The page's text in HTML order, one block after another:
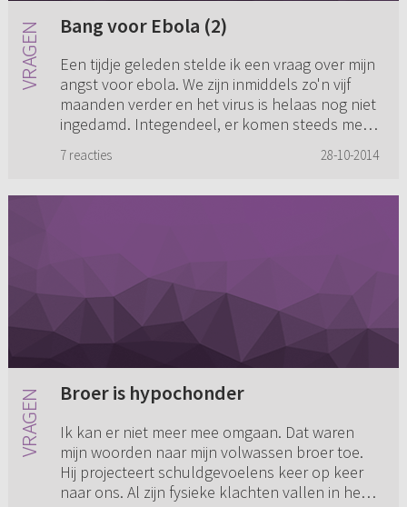
Bang voor Ebola (2)
Een tijdje geleden stelde ik een vraag over mijn
angst voor ebola. We zijn inmiddels zo'n vijf
maanden verder en het virus is helaas nog niet
ingedamd. Integendeel, er komen steeds meer
7 reacties 28-10-2014
Broer is hypochonder
Ik kan er niet meer mee omgaan. Dat waren
mijn woorden naar mijn volwassen broer toe.
Hij projecteert schuldgevoelens keer op keer
naar ons. Al zijn fysieke klachten vallen in het